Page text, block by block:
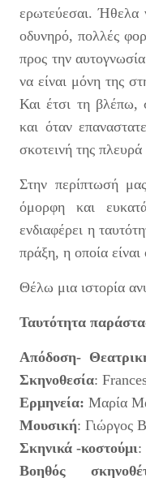
ερωτεύεσαι. Ήθελα
οδυνηρό, πολλές
προς την
να είναι μόνη της
Και έτσι τη βλέπω,
και όταν
σκοτεινή της
Στην περίπτωσή
όμορφη και
ενδιαφέρει η
πράξη, η οποία είναι
Θέλω μια ιστορία
Ταυτότητα
Απόδοση-
Σκηνοθεσία:
Ερμηνεία: Μαρία
Μουσική: Γιώργος
Σκηνικά -κοστούμι:
Βοηθός